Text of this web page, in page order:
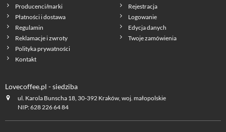
Producenci/marki
Płatności i dostawa
Regulamin
Reklamacje i zwroty
Polityka prywatności
Kontakt
Rejestracja
Logowanie
Edycja danych
Twoje zamówienia
Lovecoffee.pl - siedziba
ul. Karola Bunscha 18, 30-392 Kraków, woj. małopolskie
NIP: 628 226 64 84